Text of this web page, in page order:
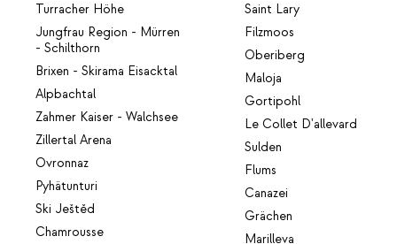
Turracher Höhe
Jungfrau Region - Mürren
- Schilthorn
Brixen - Skirama Eisacktal
Alpbachtal
Zahmer Kaiser - Walchsee
Zillertal Arena
Ovronnaz
Pyhätunturi
Ski Ještěd
Chamrousse
Saint Lary
Filzmoos
Oberiberg
Maloja
Gortipohl
Le Collet D'allevard
Sulden
Flums
Canazei
Grächen
Marilleva